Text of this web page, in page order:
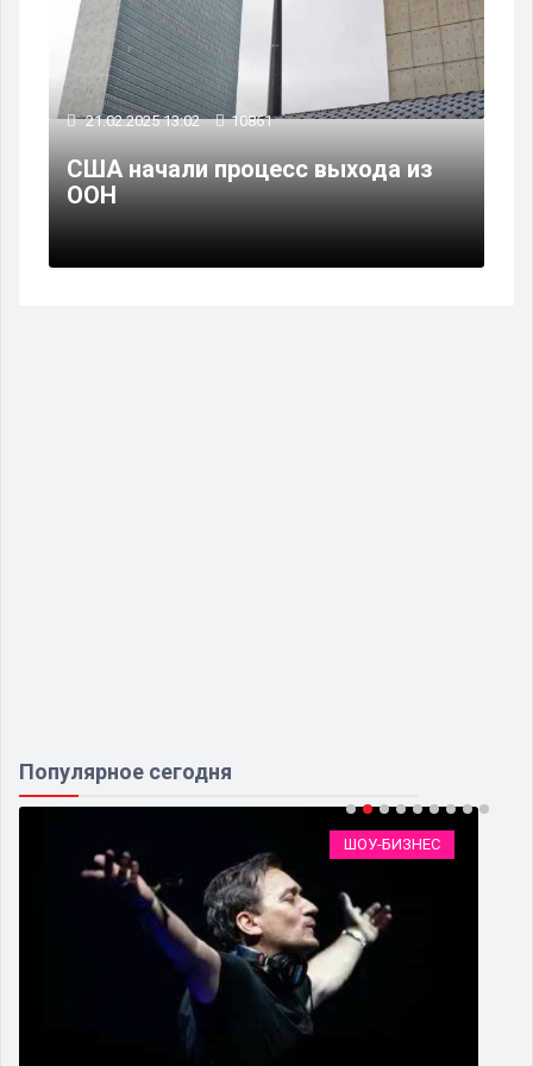
21.02.2025 13:02 10861
США начали процесс выхода из
ООН
Популярное сегодня
ШОУ-БИЗНЕС